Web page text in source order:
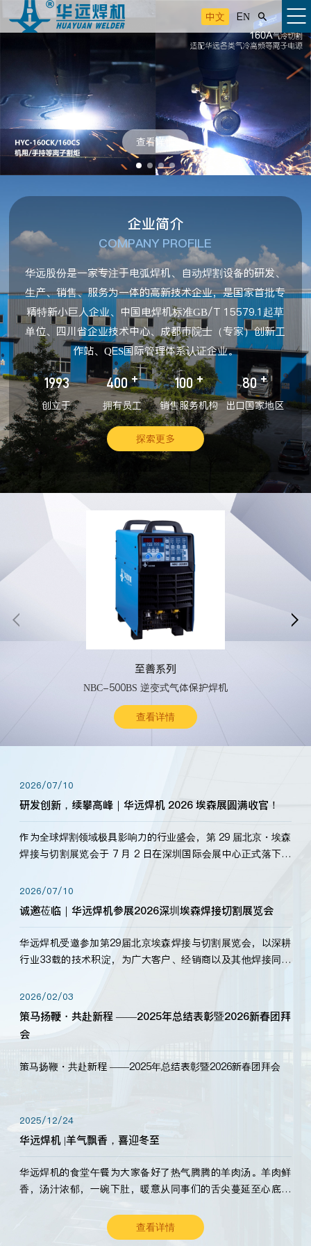
中文 EN 
查看详情
企业简介
COMPANY PROFILE
华远股份是一家专注于电弧焊机、自动焊割设备的研发、
生产、销售、服务为一体的高新技术企业，是国家首批专
精特新小巨人企业、中国电焊机标准GB/T 15579.1起草
单位、四川省企业技术中心、成都市院士（专家）创新工
作站、QES国际管理体系认证企业。
1993
创立于
400 +
拥有员工
100 +
销售服务机构
80 +
出口国家地区
探索更多
至善系列
NBC-500BS 逆变式气体保护焊机
查看详情
 
2026/07/10
研发创新，续攀高峰｜华远焊机 2026 埃森展圆满收官！
作为全球焊割领域极具影响力的行业盛会，第 29 届北京・埃森
焊接与切割展览会于 7 月 2 日在深圳国际会展中心正式落下帷
标准，持之以恒研发新产品、新技术。新老客户、行业伙伴、
海内外客户为目睹公司发布的新产…
2026/07/10
诚邀莅临｜华远焊机参展2026深圳埃森焊接切割展览会
华远焊机受邀参加第29届北京埃森焊接与切割展览会，以深耕
行业33载的技术积淀，为广大客户、经销商以及其他焊接同仁
2026/02/03
策马扬鞭・共赴新程 ——2025年总结表彰暨2026新春团拜
会
策马扬鞭・共赴新程 ——2025年总结表彰暨2026新春团拜会
2025/12/24
华远焊机 |羊气飘香，喜迎冬至
华远焊机的食堂午餐为大家备好了热气腾腾的羊肉汤。羊肉鲜
香，汤汁浓郁，一碗下肚，暖意从同事们的舌尖蔓延至心底。
查看详情